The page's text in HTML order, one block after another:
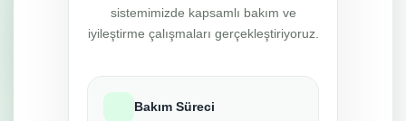
sistemimizde kapsamlı bakım ve
iyileştirme çalışmaları gerçekleştiriyoruz.
Bakım Süreci